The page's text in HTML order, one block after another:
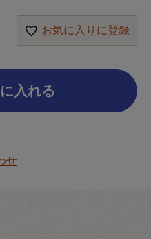
お気に入りに登録
入れる
せ